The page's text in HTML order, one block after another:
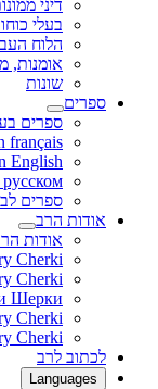
דיני
בעלי
הלוח
אומנות,
שונות
ספרים
ספרים
français
English
ספרים
אודות הרב
אודות
Cherki
Cherki
Шерки
Cherki
Cherki
לכתוב לרב
Languages